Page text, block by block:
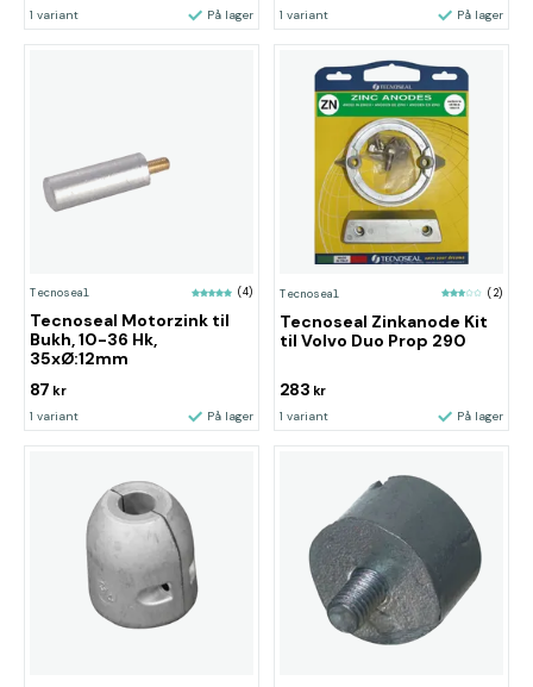
1 variant På lager 1 variant På lager
Tecnoseal (4)
Tecnoseal Motorzink til
Bukh, 10-36 Hk,
35xØ:12mm
87 kr
1 variant På lager
Tecnoseal (2)
Tecnoseal Zinkanode Kit
til Volvo Duo Prop 290
283 kr
1 variant På lager